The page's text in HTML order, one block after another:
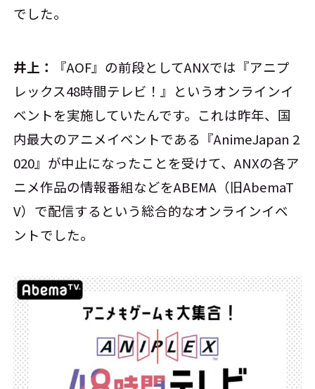
でした。
井上：
『AOF』の前段としてANXでは『アニプ
レックス48時間テレビ！』というオンラインイ
ベントを実施していたんです。これは昨年、国
内最大のアニメイベントである『AnimeJapan 2
020』が中止になったことを受けて、ANXの各ア
ニメ作品の情報番組などをABEMA（旧AbemaT
V）で配信するという総合的なオンラインイベ
ントでした。